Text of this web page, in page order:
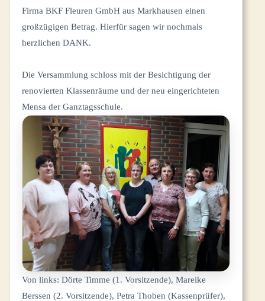
Firma BKF Fleuren GmbH aus Markhausen einen
großzügigen Betrag. Hierfür sagen wir nochmals
herzlichen DANK.
Die Versammlung schloss mit der Besichtigung der
renovierten Klassenräume und der neu eingerichteten
Mensa der Ganztagsschule.
Von links: Dörte Timme (1. Vorsitzende), Mareike
Berssen (2. Vorsitzende), Petra Thoben (Kassenprüfer),